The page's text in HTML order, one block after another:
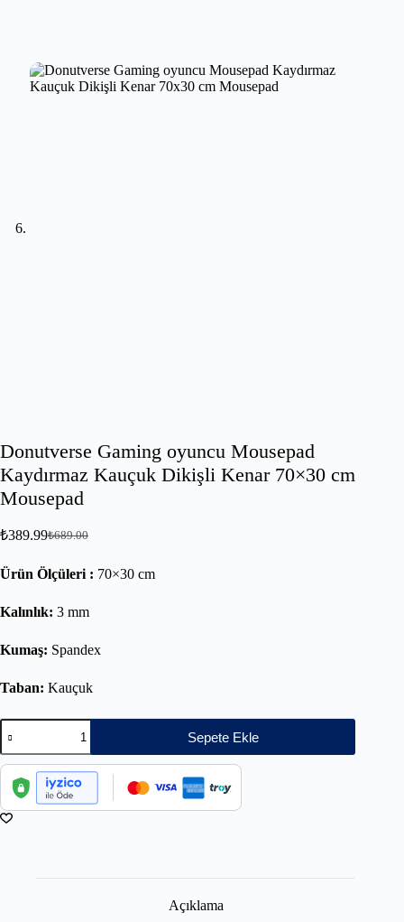
Donutverse Gaming oyuncu Mousepad
Kaydırmaz Kauçuk Dikişli Kenar 70×30 cm
Mousepad
₺689.00
₺389.99
Ürün Ölçüleri : 70×30 cm
Kalınlık: 3 mm
Kumaş: Spandex
Taban: Kauçuk
Sepete Ekle
Açıklama